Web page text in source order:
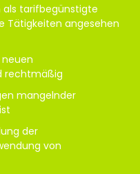
als tarifbegünstigte
Tätigkeiten angesehen
neuen
rechtmäßig
mangelnder
der
von